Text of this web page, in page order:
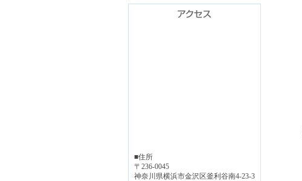
■住所
〒236-0045
神奈川県横浜市金沢区釜利谷南4-23-3